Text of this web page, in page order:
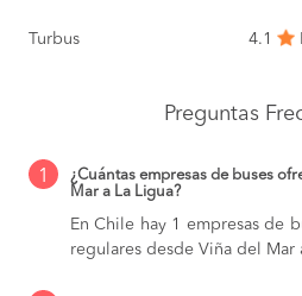
Turbus 4.1
Preguntas
1
¿Cuántas empresas de buses
Mar a La Ligua?
En Chile hay 1 empresas de
regulares desde Viña del Mar